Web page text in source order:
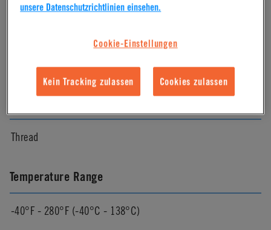
Thread
Temperature Range
-40°F - 280°F (-40°C - 138°C)
unsere Datenschutzrichtlinien einsehen.
Cookie-Einstellungen
Kein Tracking zulassen Cookies zulassen